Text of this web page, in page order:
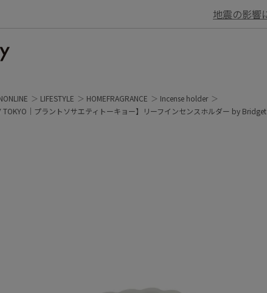
地震の影響
LIFESTYLE HOMEFRAGRANCE
Incense holder
TOKYO｜プラントソサエティトーキョー】リーフインセンスホルダー by